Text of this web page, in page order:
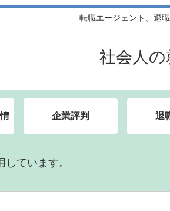
転職エージェント、退
社会人
企業評判 退
ています。